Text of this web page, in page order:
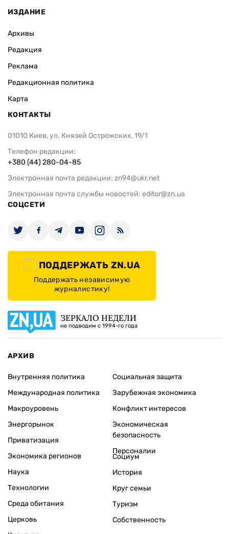
ИЗДАНИЕ
Архивы
Редакция
Реклама
Редакционная политика
Карта
КОНТАКТЫ
01010 Киев, ул. Князей Острожских, 19/1
Телефон редакции:
+380 (44) 280-04-85
Электронная почта редакции: zn94@ukr.net
Электронная почта службы новостей: editor@zn.ua
СОЦСЕТИ
ПОДДЕРЖАТЬ ZN.UA
Поддержать независимую
журналистику!
ЗЕРКАЛО НЕДЕЛИ
не подводим с 1994-го года
АРХИВ
Внутренняя политика
Международная политика
Макроуровень
Энергорынок
Приватизация
Экономика регионов
Социальная защита
Зарубежная экономика
Конфликт интересов
Экономическая
безопасность
Персоналии
Наука
Технологии
Среда обитания
Церковь
Социум
История
Круг семьи
Туризм
Собственность